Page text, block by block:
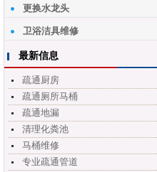
更换水龙头
卫浴洁具维修
最新信息
疏通厨房
疏通厕所马桶
疏通地漏
清理化粪池
马桶维修
专业疏通管道